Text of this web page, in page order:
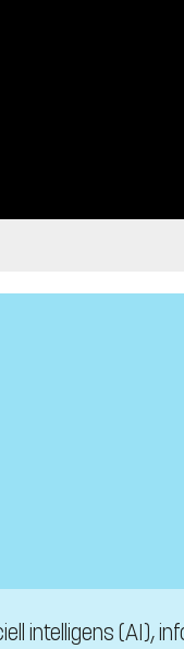
intelligens (AI),